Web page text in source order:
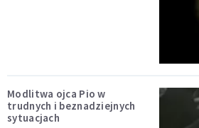
Modlitwa ojca Pio w
trudnych i beznadziejnych
sytuacjach